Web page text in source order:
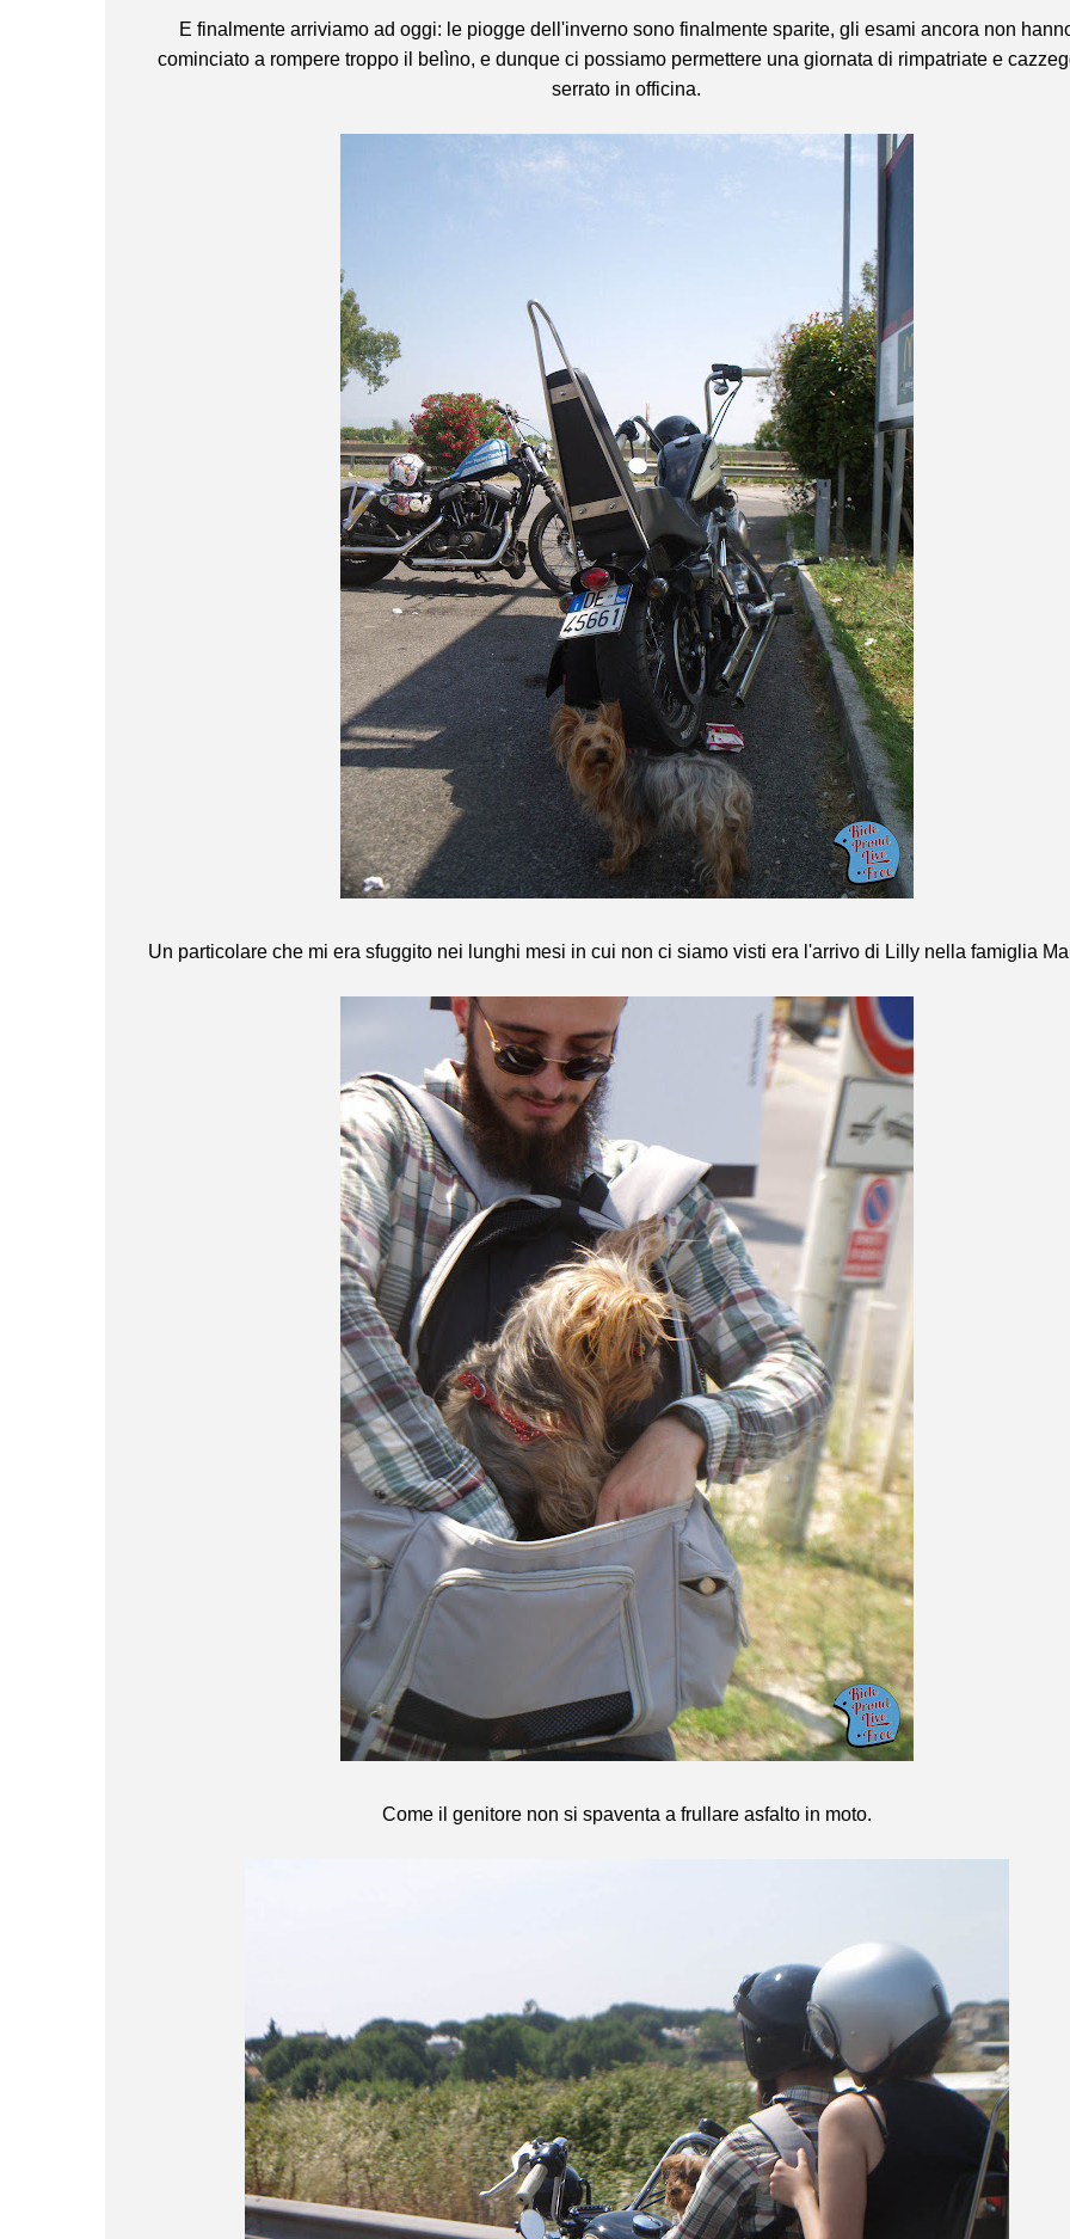
E finalmente arriviamo ad oggi: le piogge dell'inverno sono finalmente sparite, gli esami ancora non
cominciato a rompere troppo il belìno, e dunque ci possiamo permettere una giornata di rimpatriate e
serrato in officina.
Un particolare che mi era sfuggito nei lunghi mesi in cui non ci siamo visti era l'arrivo di Lilly nella famiglia
Come il genitore non si spaventa a frullare asfalto in moto.